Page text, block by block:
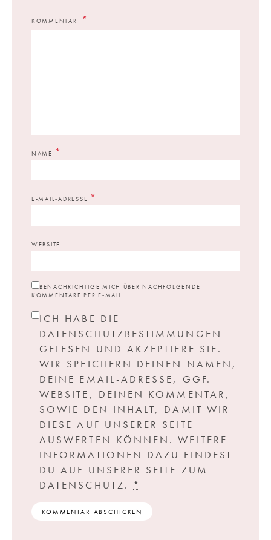
KOMMENTAR
NAME *
E-MAIL-ADRESSE *
WEBSITE
BENACHRICHTIGE MICH ÜBER NACHFOLGENDE
KOMMENTARE PER E-MAIL.
ICH HABE DIE
DATENSCHUTZBESTIMMUNGEN
GELESEN UND AKZEPTIERE SIE.
WIR SPEICHERN DEINEN NAMEN,
DEINE EMAIL-ADRESSE, GGF.
WEBSITE, DEINEN KOMMENTAR,
SOWIE DEN INHALT, DAMIT WIR
DIESE AUF UNSERER SEITE
AUSWERTEN KÖNNEN. WEITERE
INFORMATIONEN DAZU FINDEST
DU AUF UNSERER SEITE ZUM
DATENSCHUTZ. *